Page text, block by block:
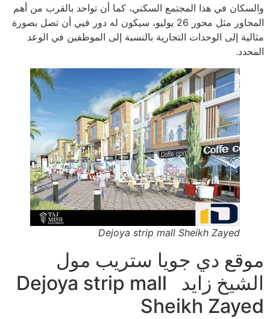
والسكان في هذا المجتمع السكني، كما أن تواحد بالقرب من أهم
المحاور مثل محور 26 يوليو، سيكون له دور فيي أن تصل بصورة
مثالية إلى الوحدات التجارية بالنسبة إلى الموظفين في الوعد
المحدد.
Dejoya strip mall Sheikh Zayed
موقع دي جويا ستريب مول
الشيخ زايد Dejoya strip mall
Sheikh Zayed